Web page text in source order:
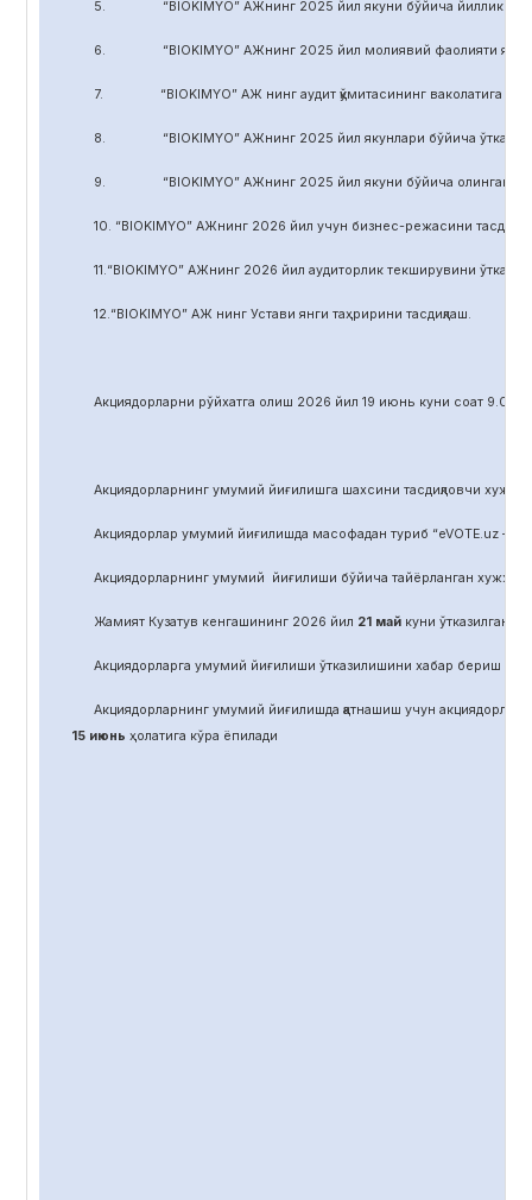
5. “BIOKIMYO” АЖнинг 2025 йил якуни бўйича йиллик
6. “BIOKIMYO” АЖнинг 2025 йил молиявий фаолияти якуни
7. “BIOKIMYO” АЖ нинг аудит қўмитасининг ваколатига
8. “BIOKIMYO” АЖнинг 2025 йил якунлари бўйича
9. “BIOKIMYO” АЖнинг 2025 йил якуни бўйича олинган соф
10. “BIOKIMYO” АЖнинг 2026 йил учун бизнес-режасини
11.“BIOKIMYO” АЖнинг 2026 йил аудиторлик текширувини
12.“BIOKIMYO” АЖ нинг Устави янги таҳририни тасдиқлаш.
Акциядорларни рўйхатга олиш 2026 йил 19 июнь куни соат 9.00
Акциядорларнинг умумий йиғилишга шахсини тасдиқловчи
Акциядорлар умумий йиғилишда масофадан туриб “eVOTE.uz –
Акциядорларнинг умумий йиғилиши бўйича тайёрланган
Жамият Кузатув кенгашининг 2026 йил 21 майкуни ўтказилган
Акциядорларга умумий йиғилиши ўтказилишини хабар бериш
Акциядорларнинг умумий йиғилишда қатнашиш учун акциядорлар
15 июнь ҳолатига кўра ёпилади